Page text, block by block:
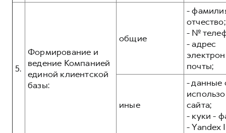
5.
Формирование и
ведение Компанией
единой клиентской
базы:
общие
-
отчество;
- №
- адрес
почты;
иные
- данные
сайта;
- куки -
- Yandex